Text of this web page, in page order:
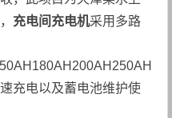
充电间充电机采用多路
充电以及蓄电池维护使